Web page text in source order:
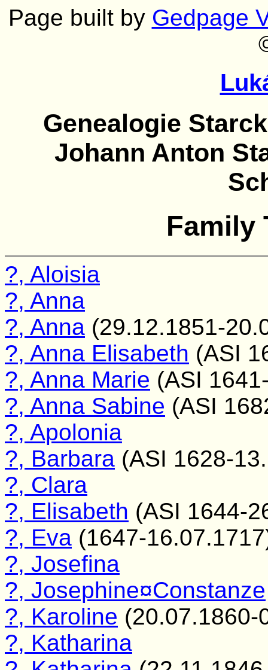
Page built by Gedpage
Genealogie
Johann Anton
Family
?, Aloisia
?, Anna
?, Anna (29.12.1851-
?, Anna Elisabeth (ASI
?, Anna Marie (ASI
?, Anna Sabine (ASI
?, Apolonia
?, Barbara (ASI 1628-
?, Clara
?, Elisabeth (ASI 1644-
?, Eva (1647-
?, Josefina
?, Josephine¤Constanze
?, Karoline (20.07.1860-
?, Katharina